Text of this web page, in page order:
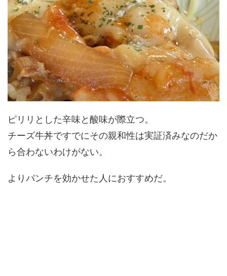
ピリリとした辛味と酸味が際立つ。
チーズ牛丼ですでにその親和性は実証済みなのだか
ら合わないわけがない。
よりパンチを効かせた人におすすめだ。